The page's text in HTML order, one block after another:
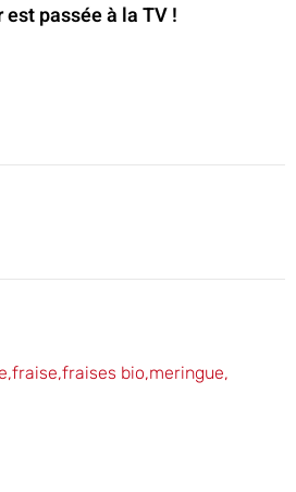
passée à la TV !
,fraise,fraises bio,meringue,